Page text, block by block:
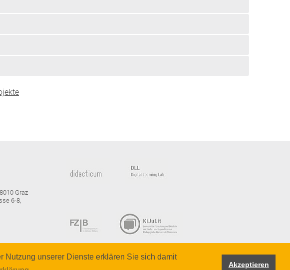
Nutzung unserer Dienste erklären Sie sich damit
Akzeptieren
Graz
6-8,
2026 Pädagogische Hochschule Steiermark